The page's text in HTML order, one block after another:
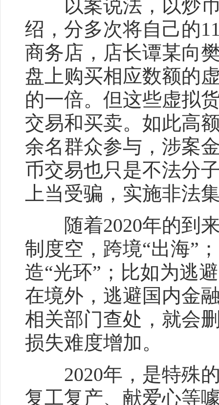
以案说法，以炒币
绍，分多次将自己的
商务店，店长谭某向
盘上购买相应数额的
的一倍。但这些虚拟
交易和买卖。如此高
余名群众参与，涉案
币交易也只是不法分
上当受骗，实施非法
随着2020年的到来
制度空，跨境“出海”
造“光环”；比如为逃
在境外，逃避国内金
相关部门查处，就会
损失难度增加。
2020年，是特殊的
复工复产、献爱心等